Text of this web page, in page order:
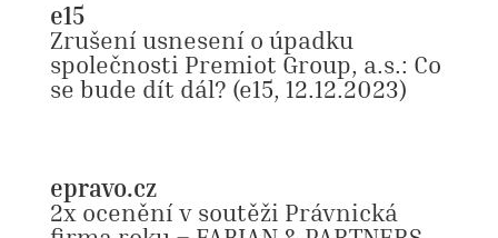
e15
Zrušení usnesení o úpadku
společnosti Premiot Group, a.s.: Co
se bude dít dál? (e15, 12.12.2023)
epravo.cz
2x ocenění v soutěži Právnická